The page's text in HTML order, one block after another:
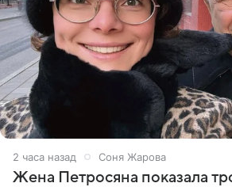
2 часа назад Соня Жарова
Жена Петросяна показала